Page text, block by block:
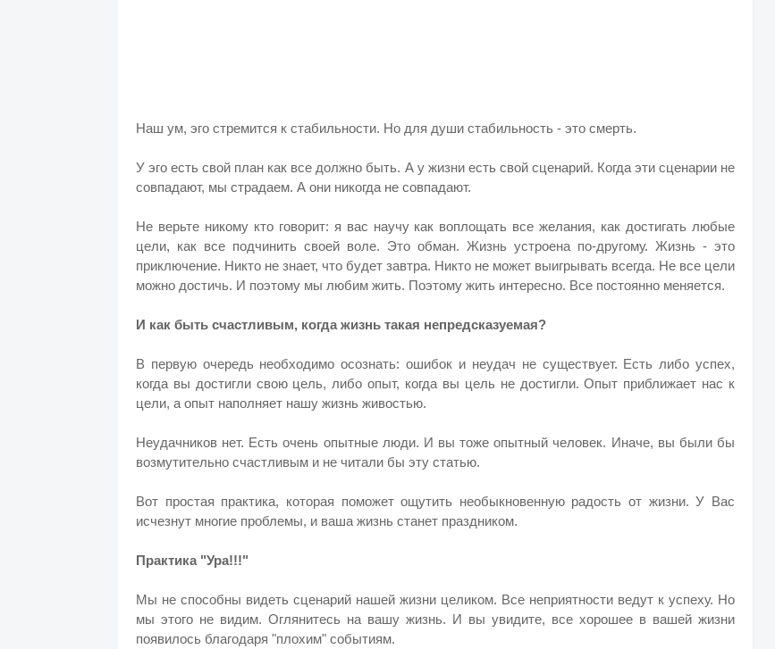
Наш ум, эго стремится к стабильности. Но для души стабильность - это смерть.
У эго есть свой план как все должно быть. А у жизни есть свой сценарий. Когда эти сценарии не
совпадают, мы страдаем. А они никогда не совпадают.
Не верьте никому кто говорит: я вас научу как воплощать все желания, как достигать любые
цели, как все подчинить своей воле. Это обман. Жизнь устроена по-другому. Жизнь - это
приключение. Никто не знает, что будет завтра. Никто не может выигрывать всегда. Не все цели
можно достичь. И поэтому мы любим жить. Поэтому жить интересно. Все постоянно меняется.
И как быть счастливым, когда жизнь такая непредсказуемая?
В первую очередь необходимо осознать: ошибок и неудач не существует. Есть либо успех,
когда вы достигли свою цель, либо опыт, когда вы цель не достигли. Опыт приближает нас к
цели, а опыт наполняет нашу жизнь живостью.
Неудачников нет. Есть очень опытные люди. И вы тоже опытный человек. Иначе, вы были бы
возмутительно счастливым и не читали бы эту статью.
Вот простая практика, которая поможет ощутить необыкновенную радость от жизни. У Вас
исчезнут многие проблемы, и ваша жизнь станет праздником.
Практика "Ура!!!"
Мы не способны видеть сценарий нашей жизни целиком. Все неприятности ведут к успеху. Но
мы этого не видим. Оглянитесь на вашу жизнь. И вы увидите, все хорошее в вашей жизни
появилось благодаря "плохим" событиям.